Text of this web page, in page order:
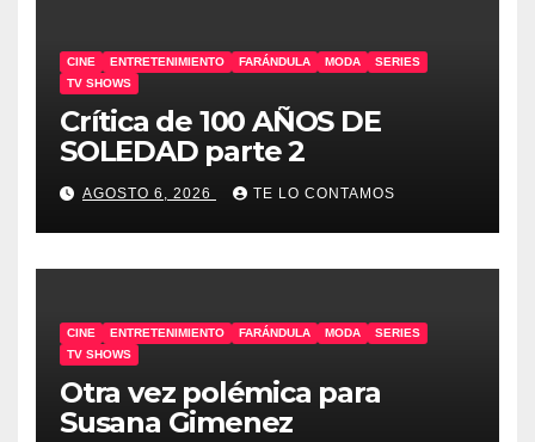
CINE ENTRETENIMIENTO FARÁNDULA MODA
SERIES
TV SHOWS
Crítica de 100 AÑOS DE
SOLEDAD parte 2
AGOSTO 6, 2026 TE LO CONTAMOS
CINE ENTRETENIMIENTO FARÁNDULA MODA
SERIES
TV SHOWS
Otra vez polémica para
Susana Gimenez